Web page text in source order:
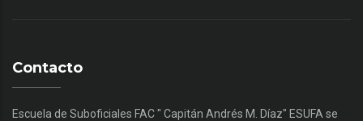
Contacto
Escuela de Suboficiales FAC " Capitán Andrés M. Díaz" ESUFA se